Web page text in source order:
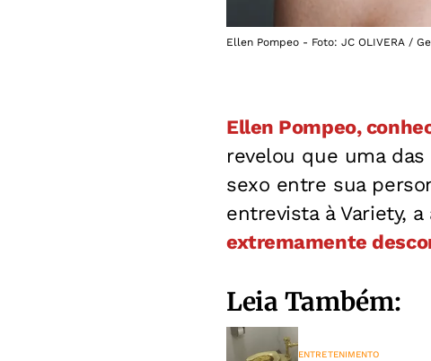
Ellen Pompeo - Foto: JC OLIVERA /
Ellen Pompeo,
revelou que uma
sexo entre sua
entrevista à Variety,
extremamente
Leia Também:
ENTRETENIMENTO